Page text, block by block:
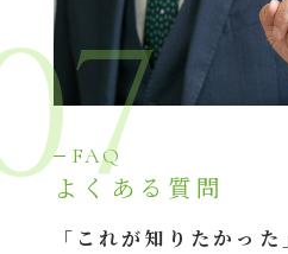
FAQ
よくある質問
「これが知りたかった